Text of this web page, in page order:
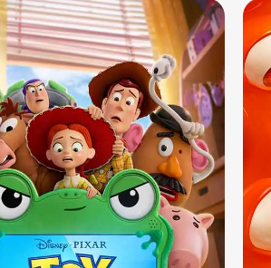
13:10 - 15:50 - 18:30 DUB